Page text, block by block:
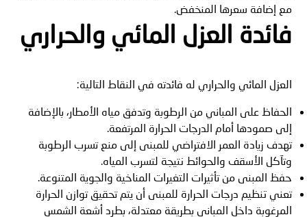
مع إضافة سعرها المنخفض.
فائدة العزل المائي والحراري
العزل المائي والحراري له فائدته في النقاط التالية:
الحفاظ على المباني من الرطوبة وتدفق مياه الأمطار، بالإضافة
إلى صمودها أمام الدرجات الحرارة المرتفعة.
تهدف زيادة العمر الافتراضي للمبنى إلى منع تسرب الرطوبة
وتآكل الأسقف والحوائط نتيجة لتسرب المياه.
حفظ المبنى من تأثيرات التغيرات المناخية والجوية المتنوعة.
تعني تنظيم درجات الحرارة للمبنى أن يتم تحقيق توازن الحرارة
المرغوبة داخل المباني بطريقة معتدلة، بطرد أشعة الشمس